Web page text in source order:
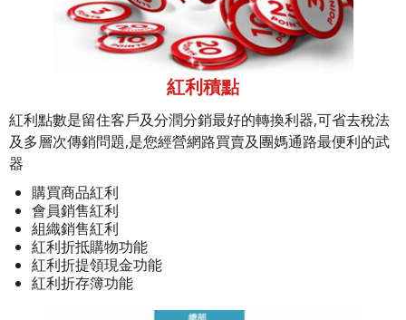
紅利積點
紅利點數是留住客戶及分潤分銷最好的轉換利器,可省去稅法
及多層次傳銷問題,是您經營網路買賣及團媽通路最便利的武
器
購買商品紅利
會員銷售紅利
組織銷售紅利
紅利折抵購物功能
紅利折提領現金功能
紅利折存簿功能